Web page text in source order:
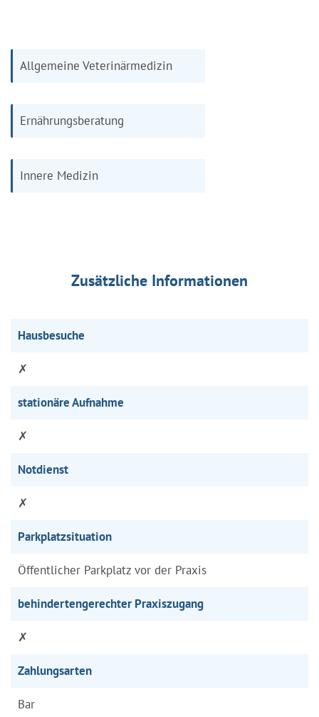
Allgemeine Veterinärmedizin
Ernährungsberatung
Innere Medizin
Zusätzliche Informationen
Hausbesuche
✗
stationäre Aufnahme
✗
Notdienst
✗
Parkplatzsituation
Öffentlicher Parkplatz vor der Praxis
behindertengerechter Praxiszugang
✗
Zahlungsarten
Bar